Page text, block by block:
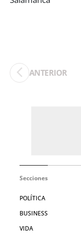
ANTERIOR
Secciones
POLÍTICA
BUSINESS
VIDA